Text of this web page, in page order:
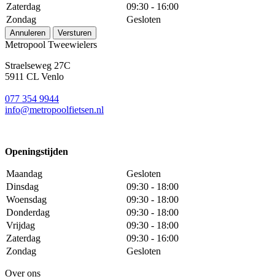
Zaterdag
09:30 - 16:00
Zondag
Gesloten
Annuleren Versturen
Metropool Tweewielers
Straelseweg 27C
5911 CL Venlo
077 354 9944
info@metropoolfietsen.nl
Openingstijden
Maandag
Gesloten
Dinsdag
09:30 - 18:00
Woensdag
09:30 - 18:00
Donderdag
09:30 - 18:00
Vrijdag
09:30 - 18:00
Zaterdag
09:30 - 16:00
Zondag
Gesloten
Over ons